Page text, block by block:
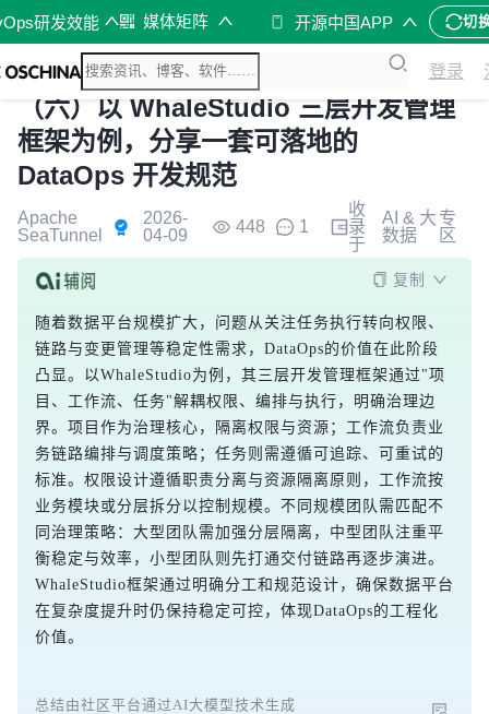
研发效能 媒体矩阵 开源中国APP 切
登录
（六）以 WhaleStudio 三层开发管理
框架为例，分享一套可落地的
DataOps 开发规范
Apache
SeaTunnel
2026-
04-09
448 1
收
录
于
AI & 大
数据
专
区
复制
随着数据平台规模扩大，问题从关注任务执行转向权限、
链路与变更管理等稳定性需求，DataOps的价值在此阶段
凸显。以WhaleStudio为例，其三层开发管理框架通过"项
目、工作流、任务"解耦权限、编排与执行，明确治理边
界。项目作为治理核心，隔离权限与资源；工作流负责业
务链路编排与调度策略；任务则需遵循可追踪、可重试的
标准。权限设计遵循职责分离与资源隔离原则，工作流按
业务模块或分层拆分以控制规模。不同规模团队需匹配不
同治理策略：大型团队需加强分层隔离，中型团队注重平
衡稳定与效率，小型团队则先打通交付链路再逐步演进。
WhaleStudio框架通过明确分工和规范设计，确保数据平台
在复杂度提升时仍保持稳定可控，体现DataOps的工程化
价值。
总结由社区平台通过AI大模型技术生成